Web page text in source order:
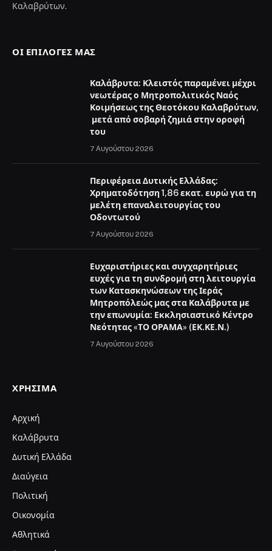
Καλαβρύτων.
ΟΙ ΕΠΙΛΟΓΈΣ ΜΑΣ
Καλάβρυτα: Κλειστός παραμένει μέχρι
νεωτέρας ο Μητροπολιτικός Ναός
Κοιμήσεως της Θεοτόκου Καλαβρύτων,
μετά από σοβαρή ζημιά στην οροφή
του
7 Αυγούστου 2026
Περιφέρεια Δυτικής Ελλάδας:
Χρηματοδότηση 1,86 εκατ. ευρώ για τη
μελέτη επαναλειτουργίας του
Οδοντωτού
7 Αυγούστου 2026
Ευχαριστήριες και συγχαρητήριες
ευχές για τη συνδρομή στη λειτουργία
των Κατασκηνώσεων της Ιεράς
Μητροπόλεώς μας στα Καλάβρυτα με
την επωνυμία: Εκκλησιαστικό Κέντρο
Νεότητας «ΤΟ ΟΡΑΜΑ» (ΕΚ.ΚΕ.Ν.)
7 Αυγούστου 2026
ΧΡΉΣΙΜΑ
Αρχική
Καλάβρυτα
Δυτική Ελλάδα
Διαύγεια
Πολιτική
Οικονομία
Αθλητικά